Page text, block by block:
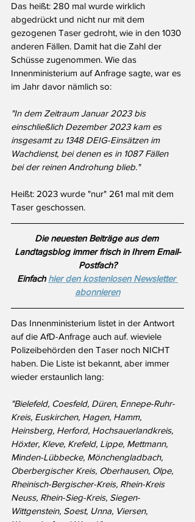
Das heißt: 280 mal wurde wirklich
abgedrückt und nicht nur mit dem
gezogenen Taser gedroht, wie in den 1030
anderen Fällen. Damit hat die Zahl der
Schüsse zugenommen. Wie das
Innenministerium auf Anfrage sagte, war es
im Jahr davor nämlich so:
"In dem Zeitraum Januar 2023 bis
einschließlich Dezember 2023 kam es
insgesamt zu 1348 DEIG-Einsätzen im
Wachdienst, bei denen es in 1087 Fällen
bei der reinen Androhung blieb."
Heißt: 2023 wurde "nur" 261 mal mit dem
Taser geschossen.
Die neuesten Beiträge aus dem
Landtagsblog immer frisch in Ihrem Email-
Postfach?
Einfach hier den kostenlosen Newsletter
abonnieren
Das Innenministerium listet in der Antwort
auf die AfD-Anfrage auch auf. wieviele
Polizeibehörden den Taser noch NICHT
haben. Die Liste ist bekannt, aber immer
wieder erstaunlich lang:
"Bielefeld, Coesfeld, Düren, Ennepe-Ruhr-
Kreis, Euskirchen, Hagen, Hamm,
Heinsberg, Herford, Hochsauerlandkreis,
Höxter, Kleve, Krefeld, Lippe, Mettmann,
Minden-Lübbecke, Mönchengladbach,
Oberbergischer Kreis, Oberhausen, Olpe,
Rheinisch-Bergischer-Kreis, Rhein-Kreis
Neuss, Rhein-Sieg-Kreis, Siegen-
Wittgenstein, Soest, Unna, Viersen,